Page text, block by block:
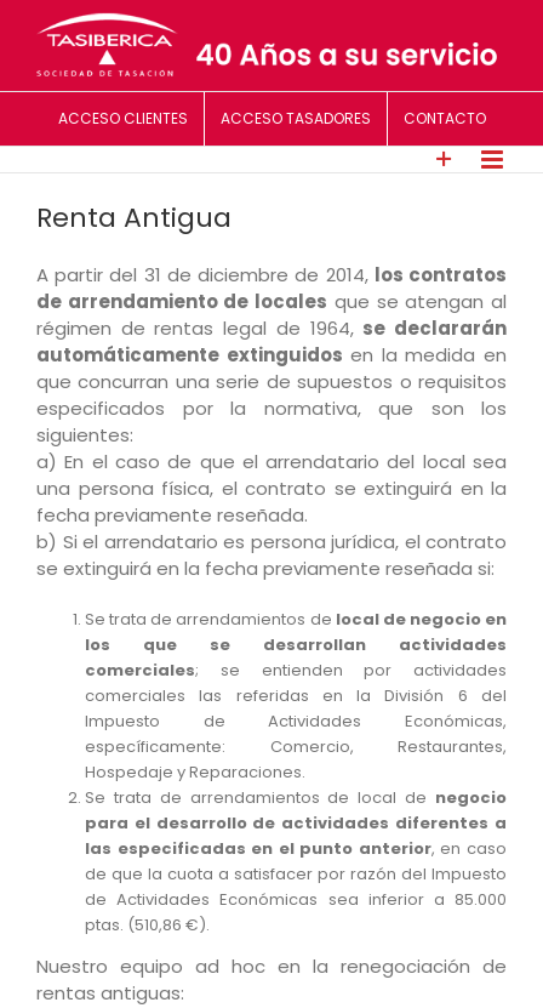
ACCESO CLIENTES ACCESO TASADORES CONTACTO
Renta Antigua
A partir del 31 de diciembre de 2014, los contratos
de arrendamiento de locales que se atengan al
régimen de rentas legal de 1964, se declararán
automáticamente extinguidos en la medida en
que concurran una serie de supuestos o requisitos
especificados por la normativa, que son los
siguientes:
a) En el caso de que el arrendatario del local sea
una persona física, el contrato se extinguirá en la
fecha previamente reseñada.
b) Si el arrendatario es persona jurídica, el contrato
se extinguirá en la fecha previamente reseñada si:
Se trata de arrendamientos de local de negocio en
los que se desarrollan actividades
comerciales; se entienden por actividades
comerciales las referidas en la División 6 del
Impuesto de Actividades Económicas,
específicamente: Comercio, Restaurantes,
Hospedaje y Reparaciones.
Se trata de arrendamientos de local de negocio
para el desarrollo de actividades diferentes a
las especificadas en el punto anterior, en caso
de que la cuota a satisfacer por razón del Impuesto
de Actividades Económicas sea inferior a 85.000
ptas. (510,86 €).
Nuestro equipo ad hoc en la renegociación de
rentas antiguas: